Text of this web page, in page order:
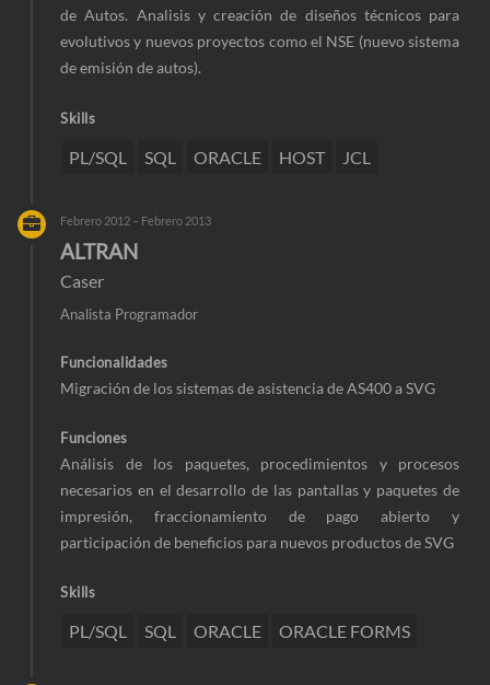
de Autos. Analisis y creación de diseños técnicos para
evolutivos y nuevos proyectos como el NSE (nuevo sistema
de emisión de autos).
Skills
PL/SQL SQL ORACLE HOST JCL
Febrero 2012 – Febrero 2013
ALTRAN
Caser
Analista Programador
Funcionalidades
Migración de los sistemas de asistencia de AS400 a SVG
Funciones
Análisis de los paquetes, procedimientos y procesos
necesarios en el desarrollo de las pantallas y paquetes de
impresión, fraccionamiento de pago abierto y
participación de beneficios para nuevos productos de SVG
Skills
PL/SQL SQL ORACLE ORACLE FORMS